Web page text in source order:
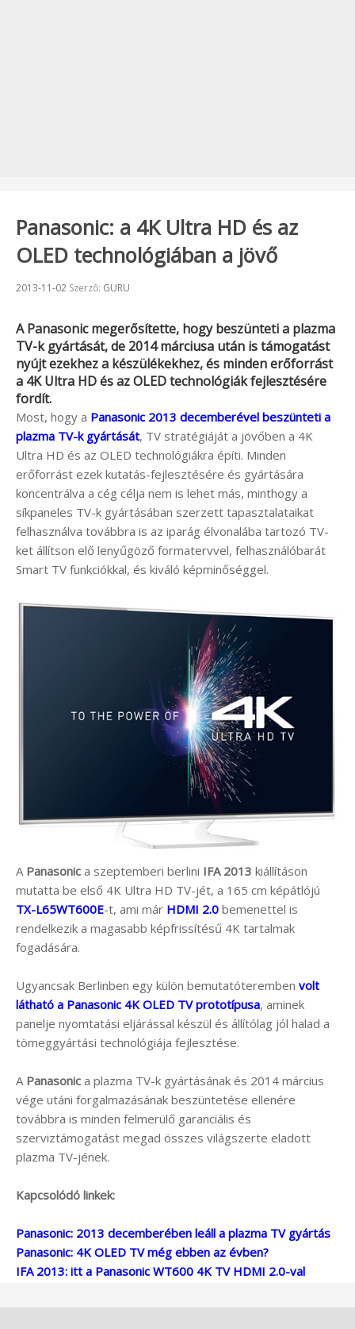
Panasonic: a 4K Ultra HD és az
OLED technológiában a jövő
Beküldve:
2013-11-02 Szerző: GURU
APanasonicmegerősítette, hogy beszünteti a plazma
TV-k gyártását, de 2014 márciusa után is támogatást
nyújt ezekhez a készülékekhez, és minden erőforrást
a 4K Ultra HD és az OLED technológiák fejlesztésére
fordít.
Most, hogy a Panasonic 2013 decemberével beszünteti a
plazma TV-k gyártását, TV stratégiáját a jövőben a 4K
Ultra HD és az OLED technológiákra építi. Minden
erőforrást ezek kutatás-fejlesztésére és gyártására
koncentrálva a cég célja nem is lehet más, minthogy a
síkpaneles TV-k gyártásában szerzett tapasztalataikat
felhasználva továbbra is az iparág élvonalába tartozó TV-
ket állítson elő lenyűgöző formatervvel, felhasználóbarát
Smart TV funkciókkal, és kiváló képminőséggel.
A Panasonic a szeptemberi berlini IFA 2013 kiállításon
mutatta be első 4K Ultra HD TV-jét, a 165 cm képátlójú
TX-L65WT600E-t, ami már HDMI 2.0 bemenettel is
rendelkezik a magasabb képfrissítésű 4K tartalmak
fogadására.
Ugyancsak Berlinben egy külön bemutatóteremben volt
látható a Panasonic 4K OLED TV prototípusa, aminek
panelje nyomtatási eljárással készül és állítólag jól halad a
tömeggyártási technológiája fejlesztése.
A Panasonic a plazma TV-k gyártásának és 2014 március
vége utáni forgalmazásának beszüntetése ellenére
továbbra is minden felmerülő garanciális és
szerviztámogatást megad összes világszerte eladott
plazma TV-jének.
Kapcsolódó linkek:
Panasonic: 2013 decemberében leáll a plazma TV gyártás
Panasonic: 4K OLED TV még ebben az évben?
IFA 2013: itt a Panasonic WT600 4K TV HDMI 2.0-val